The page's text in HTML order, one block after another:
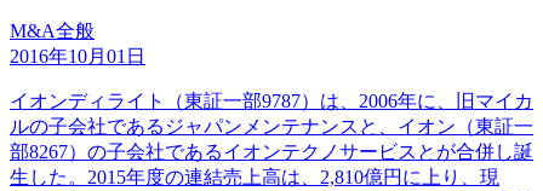
M&A全般
2016年10月01日
イオンディライト（東証一部9787）は、2006年に、旧マイカ
ルの子会社であるジャパンメンテナンスと、イオン（東証一
部8267）の子会社であるイオンテクノサービスとが合併し誕
生した。2015年度の連結売上高は、2,810億円に上り、現